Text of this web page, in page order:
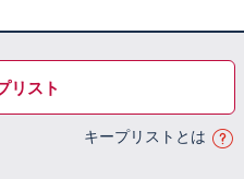
リスト
キープリストとは